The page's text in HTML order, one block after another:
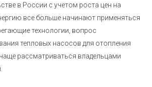
в России с учетом роста цен на
все больше начинают применяться
технологии, вопрос
тепловых насосов для отопления
чаще рассматриваться владельцами